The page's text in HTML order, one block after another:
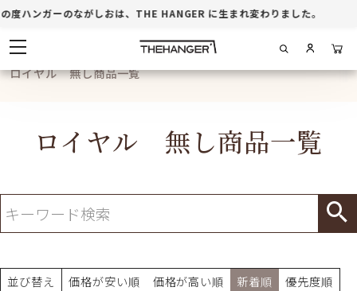
度ハンガーのながしおは、THE HANGER に生まれ変わりました。
ホテル・店舗
ブログ
ロイヤル 無し商品一覧
ロイヤル 無し商品一覧
並び替え 価格が安い順 価格が高い順 新着順 優先度順